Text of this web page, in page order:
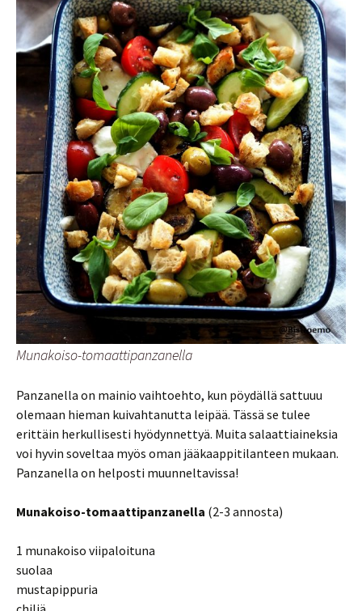
Munakoiso-tomaattipanzanella
Panzanella on mainio vaihtoehto, kun pöydällä sattuuu
olemaan hieman kuivahtanutta leipää. Tässä se tulee
erittäin herkullisesti hyödynnettyä. Muita salaattiaineksia
voi hyvin soveltaa myös oman jääkaappitilanteen mukaan.
Panzanella on helposti muunneltavissa!
Munakoiso-tomaattipanzanella (2-3 annosta)
1 munakoiso viipaloituna
suolaa
mustapippuria